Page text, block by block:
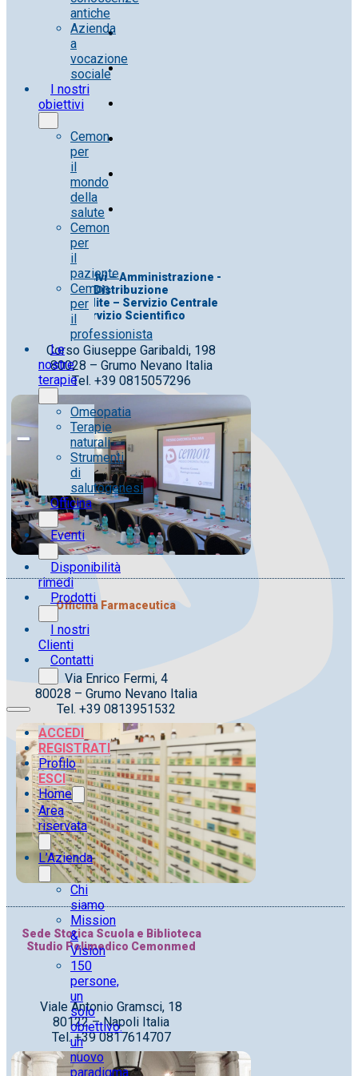
antiche
Azienda
a
vocazione
sociale
I nostri
obiettivi
Cemon
per
il
mondo
della
salute
Cemon
per
il
paziente
Cemon
per
il
professionista
Le
nostre
terapie
Omeopatia
Terapie
naturali
Strumenti
di
salutogenesi
Officina
Eventi
Disponibilità
rimedi
Prodotti
I nostri
Clienti
Contatti
ACCEDI
REGISTRATI
Profilo
ESCI
Home
Area
riservata
L’Azienda
Chi
siamo
Mission
&
Vision
150
persone,
un
solo
obiettivo:
un
nuovo
paradigma
Uff. Direttivi – Amministrazione -
Distribuzione
Uff. Vendite – Servizio Centrale
Servizio Scientifico
Corso Giuseppe Garibaldi, 198
80028 – Grumo Nevano Italia
Tel. +39 0815057296
Officina Farmaceutica
Via Enrico Fermi, 4
80028 – Grumo Nevano Italia
Tel. +39 0813951532
Sede Storica Scuola e Biblioteca
Studio Polimedico Cemonmed
Viale Antonio Gramsci, 18
80122 – Napoli Italia
Tel. +39 0817614707